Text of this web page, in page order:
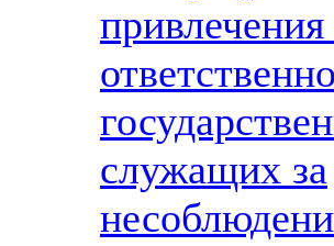
привлечения
служащих за